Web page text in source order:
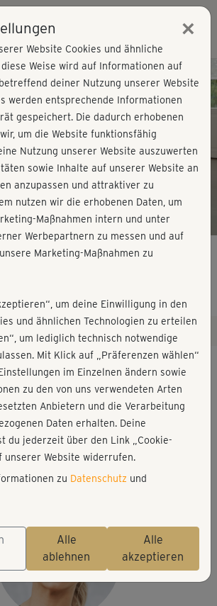
Play
Video
– Plank it out
×
Website Cookies und ähnliche
Weise wird auf Informationen auf
deiner Nutzung unserer Website
werden entsprechende Informationen
gespeichert. Die dadurch erhobenen
um die Website funktionsfähig
Nutzung unserer Website auszuwerten
sowie Inhalte auf unserer Website an
anzupassen und attraktiver zu
nutzen wir die erhobenen Daten, um
Maßnahmen intern und unter
Werbepartnern zu messen und auf
Marketing-Maßnahmen zu
um deine Einwilligung in den
und ähnlichen Technologien zu erteilen
um lediglich technisch notwendige
Mit Klick auf „Präferenzen wählen“
im Einzelnen ändern sowie
zu den von uns verwendeten Arten
Anbietern und die Verarbeitung
Daten erhalten. Deine
du jederzeit über den Link „Cookie-
unserer Website widerrufen.
zu Datenschutz und
Alle
ablehnen
Alle
akzeptieren